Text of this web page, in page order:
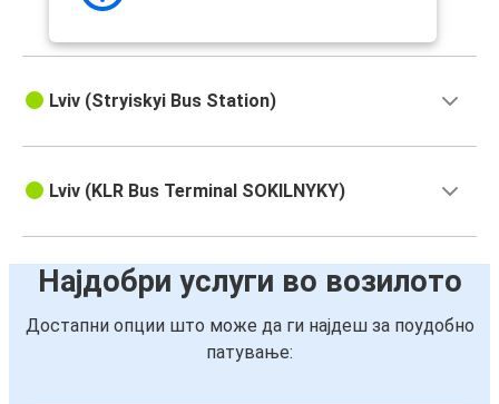
Lviv (Stryiskyi Bus Station)
Lviv (KLR Bus Terminal SOKILNYKY)
Најдобри услуги во возилото
Достапни опции што може да ги најдеш за поудобно
патување: